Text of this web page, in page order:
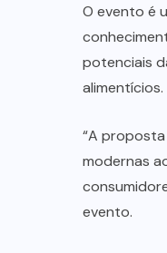
O evento é
potenciais
alimentícios.
“A
modernas
evento.